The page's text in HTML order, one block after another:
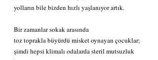
yolların bile bizden hızlı yaşlanıyor artık.
Bir zamanlar sokak arasında
toz toprakla büyürdü misket oynayan çocuklar;
şimdi hepsi klimalı odalarda steril mutsuzluk